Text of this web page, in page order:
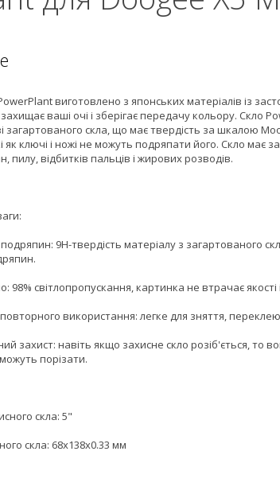
виготовлено з японських матеріалів із
захищає ваші очі і зберігає передачу кольору. Скло
загартованого скла, що має твердість за шкалою
як ключі і ножі не можуть подряпати його. Скло має
пилу, відбитків пальців і жирових розводів.
подряпин: 9H-твердість матеріалу з загартованого
98% світлопропускання, картинка не втрачає якості
використання: легке для зняття,
захист: навіть якщо захисне скло розіб'ється, то
порізати.
скла: 5"
скла: 68x138x0.33 мм